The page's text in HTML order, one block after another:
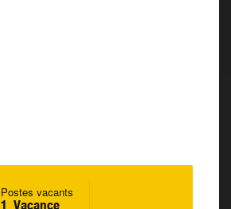
Postes vacants
1 Vacance